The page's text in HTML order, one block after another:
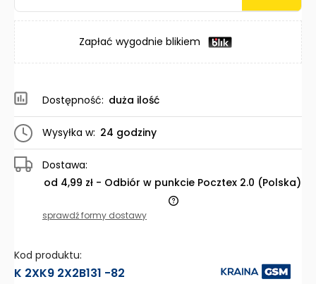
Zapłać wygodnie blikiem
Dostępność: duża ilość
Wysyłka w: 24 godziny
Dostawa:
od 4,99 zł - Odbiór w punkcie Pocztex 2.0 (Polska)
Cena nie zawiera ewentualnych kosztów płatności
sprawdź formy dostawy
Kod produktu:
K 2XK9 2X2B131 -82